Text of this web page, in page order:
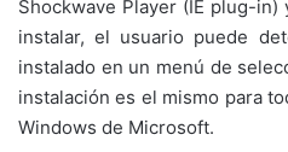
Shockwave Player (IE plug-
instalar, el usuario puede
instalado en un menú de
instalación es el mismo para
Windows de Microsoft.